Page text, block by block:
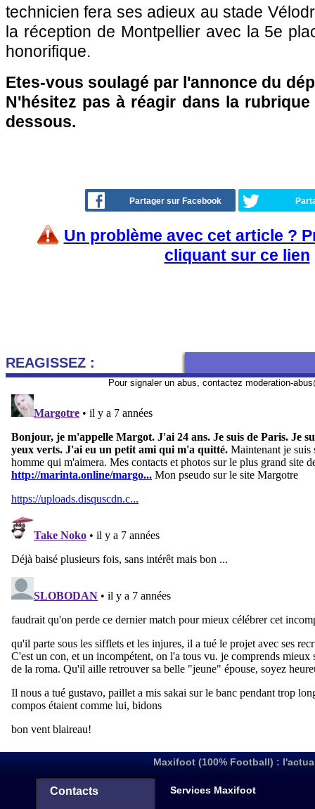
technicien fera ses adieux au stade
la réception de Montpellier avec la 5e
honorifique.
Etes-vous soulagé par l'annonce du
N'hésitez pas à réagir dans la
dessous.
Partager sur Facebook
Un problème avec cet article ?
cliquant sur ce lien
REAGISSEZ :
Pour signaler un abus, contactez moderation-
Maxifoot (100% Football) :
Contacts Services Maxifoot